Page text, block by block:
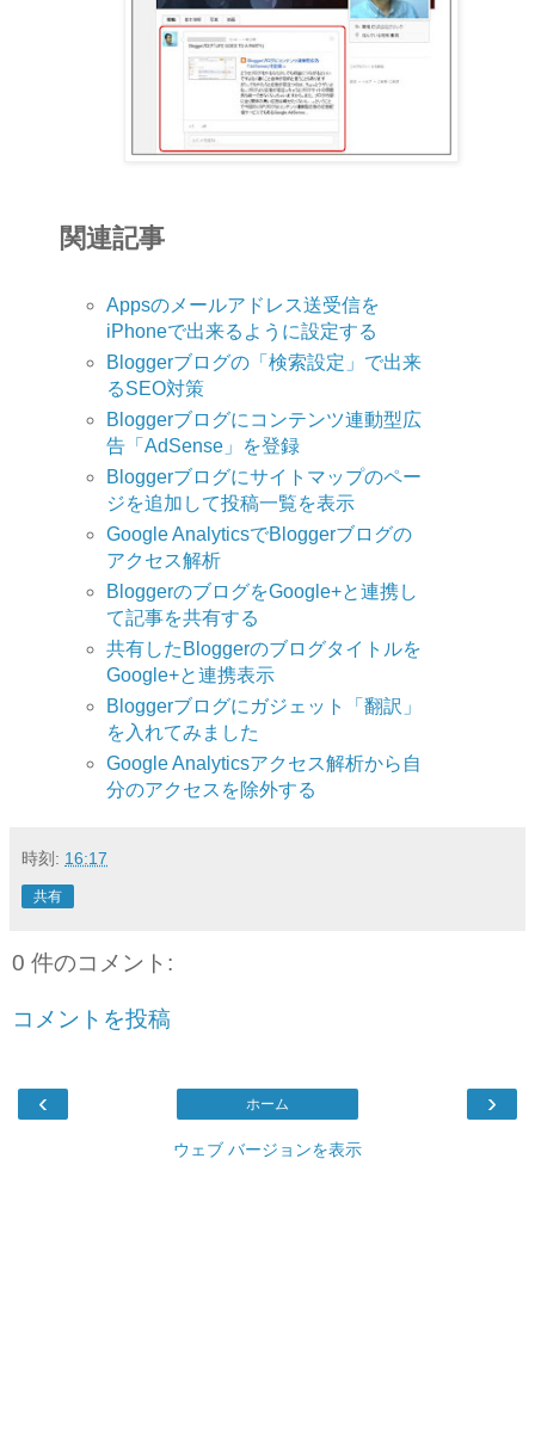
関連記事
Appsのメールアドレス送受信を
iPhoneで出来るように設定する
Bloggerブログの「検索設定」で出来
るSEO対策
Bloggerブログにコンテンツ連動型広
告「AdSense」を登録
Bloggerブログにサイトマップのペー
ジを追加して投稿一覧を表示
Google AnalyticsでBloggerブログの
アクセス解析
BloggerのブログをGoogle+と連携し
て記事を共有する
共有したBloggerのブログタイトルを
Google+と連携表示
Bloggerブログにガジェット「翻訳」
を入れてみました
Google Analyticsアクセス解析から自
分のアクセスを除外する
時刻: 16:17
共有
0 件のコメント:
コメントを投稿
‹ ›
ホーム
ウェブ バージョンを表示